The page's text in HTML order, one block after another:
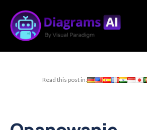
Read this post in: